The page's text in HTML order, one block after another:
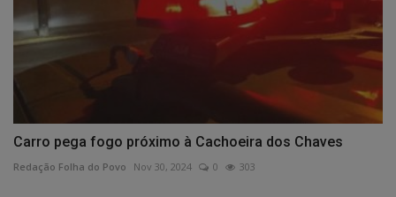
Carro pega fogo próximo à Cachoeira dos Chaves
Redação Folha do Povo Nov 30, 2024 0 303